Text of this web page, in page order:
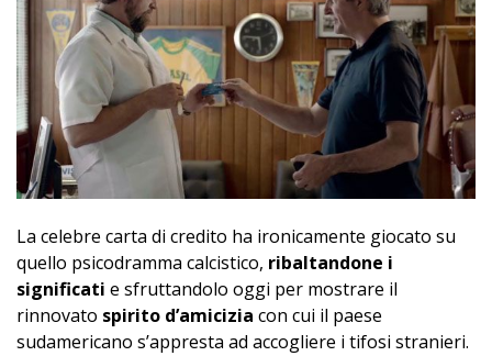
La celebre carta di credito ha ironicamente giocato su
quello psicodramma calcistico, ribaltandone i
significati e sfruttandolo oggi per mostrare il
rinnovato spirito d’amicizia con cui il paese
sudamericano s’appresta ad accogliere i tifosi stranieri.